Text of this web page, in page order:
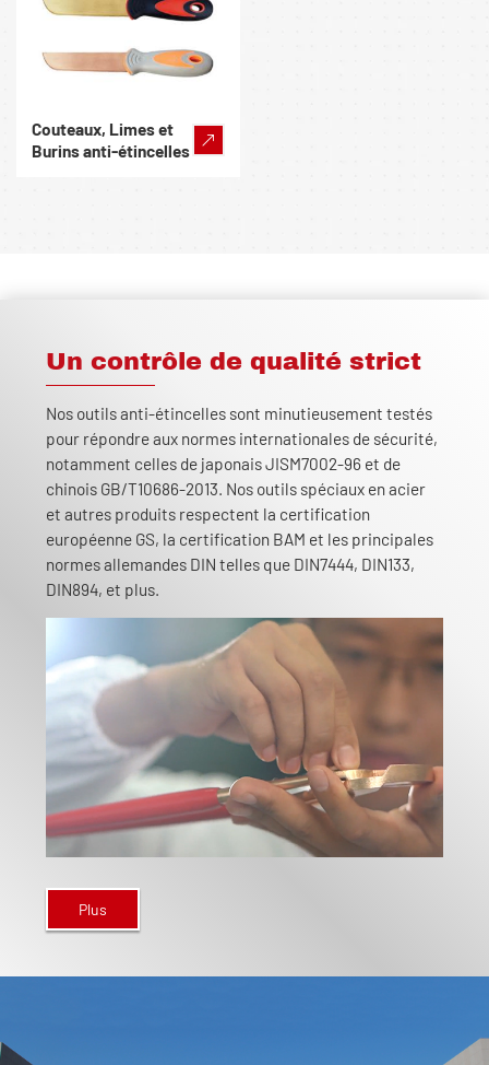
Couteaux, Limes et
Burins anti-étincelles
Un contrôle de qualité strict
Nos outils anti-étincelles sont minutieusement testés
pour répondre aux normes internationales de sécurité,
notamment celles de japonais JISM7002-96 et de
chinois GB/T10686-2013. Nos outils spéciaux en acier
et autres produits respectent la certification
européenne GS, la certification BAM et les principales
normes allemandes DIN telles que DIN7444, DIN133,
DIN894, et plus.
Plus